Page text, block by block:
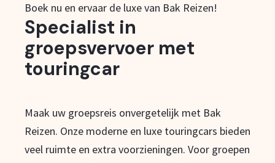
Boek nu en ervaar de luxe van Bak Reizen!
Specialist in
groepsvervoer met
touringcar
Maak uw groepsreis onvergetelijk met Bak
Reizen. Onze moderne en luxe touringcars bieden
veel ruimte en extra voorzieningen. Voor groepen